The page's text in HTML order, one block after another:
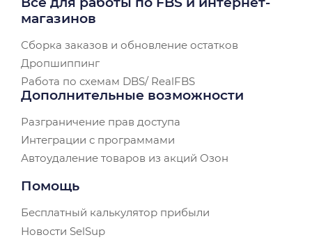
магазинов
Сборка заказов и обновление остатков
Дропшиппинг
Работа по схемам DBS/ RealFBS
Дополнительные возможности
Разграничение прав доступа
Интеграции с программами
Автоудаление товаров из акций Озон
Помощь
Бесплатный калькулятор прибыли
Новости SelSup